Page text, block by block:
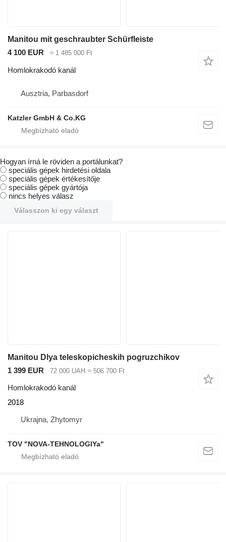
Manitou mit geschraubter Schürfleiste
4 100 EUR
≈ 1 485 000 Ft
Homlokrakodó kanál
Ausztria, Parbasdorf
Katzler GmbH & Co.KG
Hogyan írná le röviden a portálunkat?
speciális gépek hirdetési oldala
speciális gépek értékesítője
speciális gépek gyártója
nincs helyes válasz
Válasszon ki egy választ
Manitou Dlya teleskopicheskih pogruzchikov
1 399 EUR
72 000 UAH ≈ 506 700 Ft
Homlokrakodó kanál
2018
Ukrajna, Zhytomyr
TOV "NOVA-TEHNOLOGIYa"